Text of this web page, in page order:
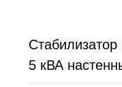
5 кВА